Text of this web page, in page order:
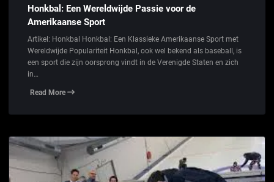
Honkbal: Een Wereldwijde Passie voor de
Amerikaanse Sport
Artikel: Honkbal Honkbal: Een Klassieke Amerikaanse Sport met
Wereldwijde Populariteit Honkbal, ook wel bekend als baseball, is
een sport die zijn oorsprong vindt in de Verenigde Staten en zich
in…
Read More